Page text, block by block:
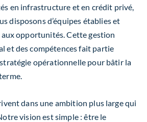
en infrastructure et en crédit privé,
disposons d’équipes établies et
aux opportunités. Cette gestion
et des compétences fait partie
opérationnelle pour bâtir la
dans une ambition plus large qui
vision est simple : être le